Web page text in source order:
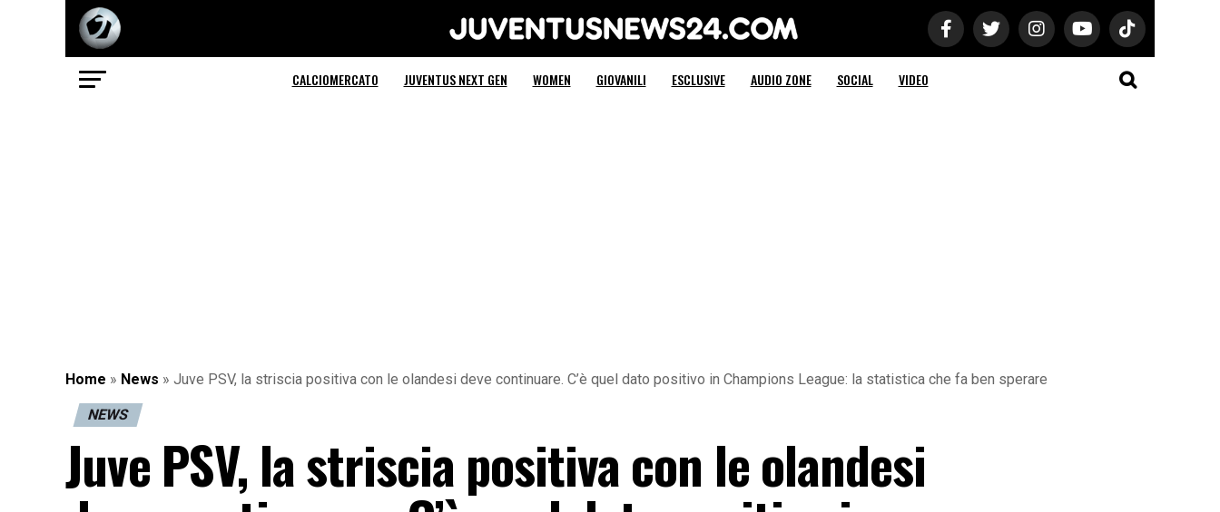
Juventus News 24
CALCIOMERCATO JUVENTUS NEXT GEN WOMEN GIOVANILI ESCLUSIVE AUDIO ZONE SOCIAL VIDEO
Home » News » Juve PSV, la striscia positiva con le olandesi deve continuare. C’è quel dato positivo in Champions League: la statistica che fa ben sperare
NEWS
Juve PSV, la striscia positiva con le olandesi